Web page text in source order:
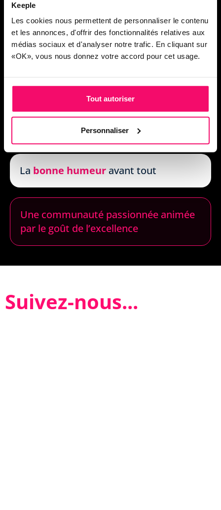
Keeple
Les cookies nous permettent de personnaliser le contenu
et les annonces, d'offrir des fonctionnalités relatives aux
médias sociaux et d'analyser notre trafic. En cliquant sur
«OK», vous nous donnez votre accord pour cet usage.
Tout autoriser
Personnaliser
RH
de demain: nous innovons sans
cesse afin de contribuer à la
simplification des processus
La bonne humeur avant tout
Une communauté passionnée animée
par le goût de l’excellence
Suivez-nous...